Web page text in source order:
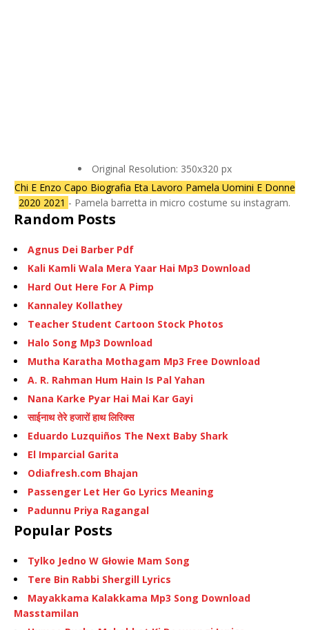
Original Resolution: 350x320 px
Chi E Enzo Capo Biografia Eta Lavoro Pamela Uomini E Donne
2020 2021 - Pamela barretta in micro costume su instagram.
Random Posts
Agnus Dei Barber Pdf
Kali Kamli Wala Mera Yaar Hai Mp3 Download
Hard Out Here For A Pimp
Kannaley Kollathey
Teacher Student Cartoon Stock Photos
Halo Song Mp3 Download
Mutha Karatha Mothagam Mp3 Free Download
A. R. Rahman Hum Hain Is Pal Yahan
Nana Karke Pyar Hai Mai Kar Gayi
साईनाथ तेरे हजारों हाथ लिरिक्स
Eduardo Luzquiños The Next Baby Shark
El Imparcial Garita
Odiafresh.com Bhajan
Passenger Let Her Go Lyrics Meaning
Padunnu Priya Ragangal
Popular Posts
Tylko Jedno W Głowie Mam Song
Tere Bin Rabbi Shergill Lyrics
Mayakkama Kalakkama Mp3 Song Download
Masstamilan